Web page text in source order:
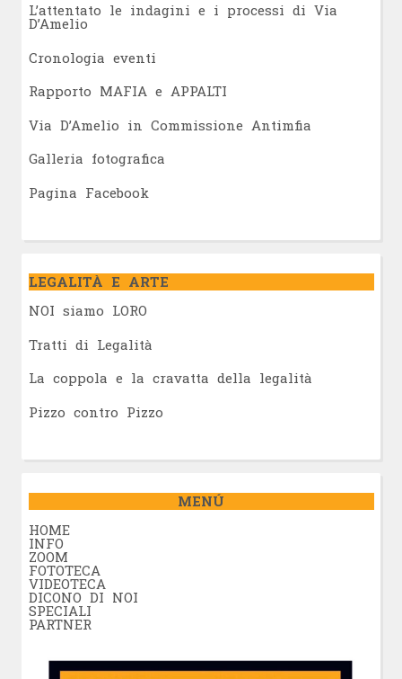
L’attentato le indagini e i processi di Via
D’Amelio
Cronologia eventi
Rapporto MAFIA e APPALTI
Via D’Amelio in Commissione Antimfia
Galleria fotografica
Pagina Facebook
LEGALITÀ E ARTE
NOI siamo LORO
Tratti di Legalità
La coppola e la cravatta della legalità
Pizzo contro Pizzo
MENÚ
HOME
INFO
ZOOM
FOTOTECA
VIDEOTECA
DICONO DI NOI
SPECIALI
PARTNER